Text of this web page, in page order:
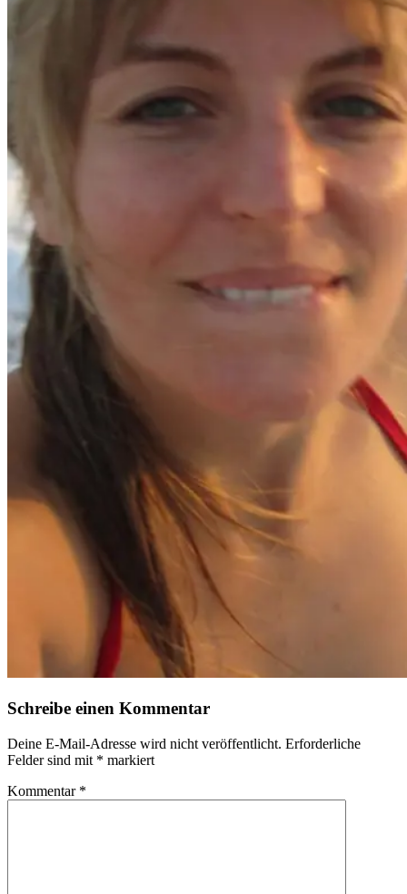
Schreibe einen Kommentar
Deine E-Mail-Adresse wird nicht veröffentlicht. Erforderliche
Felder sind mit * markiert
Kommentar *